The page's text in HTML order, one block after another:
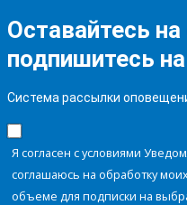
Оставайтесь на
подпишитесь
Система рассылки
Я согласен с условиями
соглашаюсь на обработку
объеме для подписки на